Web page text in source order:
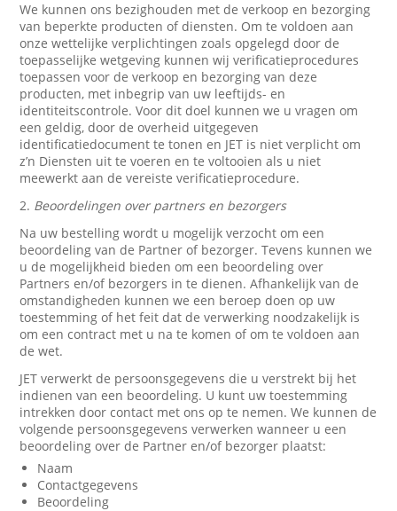
We kunnen ons bezighouden met de verkoop en bezorging
van beperkte producten of diensten. Om te voldoen aan
onze wettelijke verplichtingen zoals opgelegd door de
toepasselijke wetgeving kunnen wij verificatieprocedures
toepassen voor de verkoop en bezorging van deze
producten, met inbegrip van uw leeftijds- en
identiteitscontrole. Voor dit doel kunnen we u vragen om
een geldig, door de overheid uitgegeven
identificatiedocument te tonen en JET is niet verplicht om
z’n Diensten uit te voeren en te voltooien als u niet
meewerkt aan de vereiste verificatieprocedure.
2. Beoordelingen over partners en bezorgers
Na uw bestelling wordt u mogelijk verzocht om een
beoordeling van de Partner of bezorger. Tevens kunnen we
u de mogelijkheid bieden om een beoordeling over
Partners en/of bezorgers in te dienen. Afhankelijk van de
omstandigheden kunnen we een beroep doen op uw
toestemming of het feit dat de verwerking noodzakelijk is
om een contract met u na te komen of om te voldoen aan
de wet.
JET verwerkt de persoonsgegevens die u verstrekt bij het
indienen van een beoordeling. U kunt uw toestemming
intrekken door contact met ons op te nemen. We kunnen de
volgende persoonsgegevens verwerken wanneer u een
beoordeling over de Partner en/of bezorger plaatst:
Naam
Contactgegevens
Beoordeling